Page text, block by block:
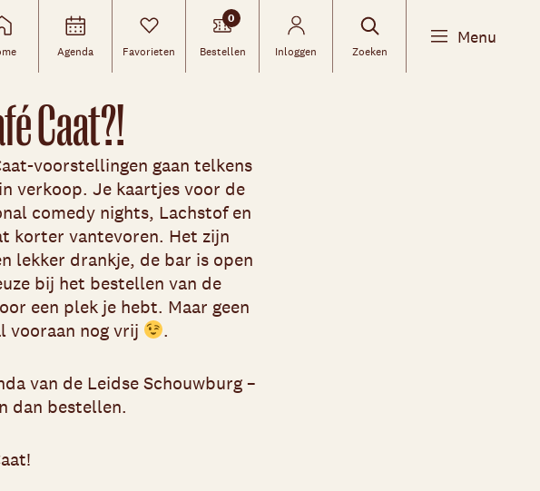
Agenda Favorieten
0
Bestellen Inloggen Zoeken
Menu
Caat?!
voorstellingen gaan telkens
verkoop. Je kaartjes voor de
comedy nights, Lachstof en
korter vantevoren. Het zijn
lekker drankje, de bar is open
bij het bestellen van de
een plek je hebt. Maar geen
vooraan nog vrij
.
van de Leidse Schouwburg –
dan bestellen.